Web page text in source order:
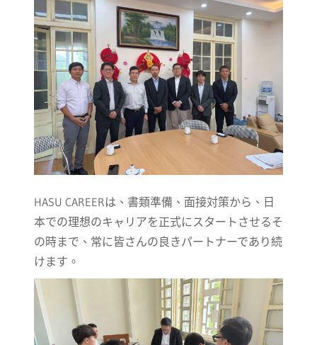
HASU CAREERは、書類準備、面接対策から、日
本での理想のキャリアを正式にスタートさせるそ
の時まで、常に皆さんの良きパートナーであり続
けます。